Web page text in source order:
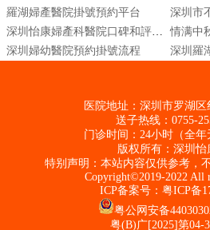
羅湖婦產醫院掛號預約平台
深圳市
情满中
深圳婦幼醫院預約掛號流程
深圳羅
医院地址：深圳市罗湖区
送子热线：0755-
门诊时间：24小时（全年
版权所有：深圳怡
特别声明：本站内容仅供参考，
Copyright©2019-2022 All
ICP备案号： 粤ICP备
粤公网安备
粤(B)广[2025]第04-